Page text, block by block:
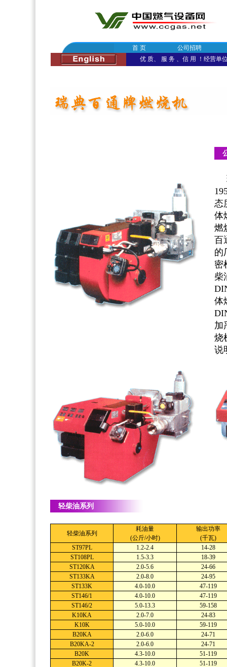
首 页
公司招聘
优 质、 服 务 、信 用 ！经营单
态
体
燃
百
的
密
柴
体
加
烧
说
轻柴油系列
轻柴油系列
耗油量
(公斤/小时)
输出功率
(千瓦)
ST97PL
1.2-2.4
14-28
ST108PL
1.5-3.3
18-39
ST120KA
2.0-5.6
24-66
ST133KA
2.0-8.0
24-95
ST133K
4.0-10.0
47-119
ST146/1
4.0-10.0
47-119
ST146/2
5.0-13.3
59-158
K10KA
2.0-7.0
24-83
K10K
5.0-10.0
59-119
B20KA
2.0-6.0
24-71
B20KA-2
2.0-6.0
24-71
B20K
4.3-10.0
51-119
B20K-2
4.3-10.0
51-119